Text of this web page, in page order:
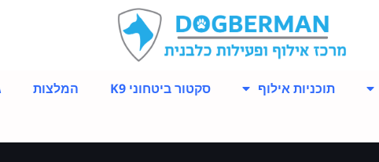
תוכניות אילוף סקטור ביטחוני K9 המלצות